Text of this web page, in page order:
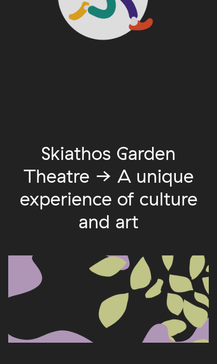
Skiathos Garden
Theatre → A unique
experience of culture
and art